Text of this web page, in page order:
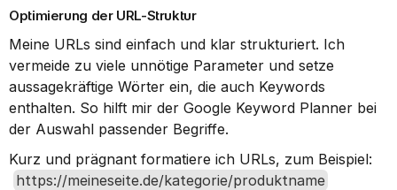
Optimierung der URL-Struktur
Meine URLs sind einfach und klar strukturiert. Ich
vermeide zu viele unnötige Parameter und setze
aussagekräftige Wörter ein, die auch Keywords
enthalten. So hilft mir der Google Keyword Planner bei
der Auswahl passender Begriffe.
Kurz und prägnant formatiere ich URLs, zum Beispiel:
https://meineseite.de/kategorie/produktname